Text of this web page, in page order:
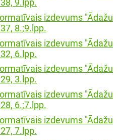
9.lpp.
izdevums "Ādažu
8.;9.lpp.
izdevums "Ādažu
6.lpp.
izdevums "Ādažu
3.lpp.
izdevums "Ādažu
6.;7.lpp.
izdevums "Ādažu
7.lpp.